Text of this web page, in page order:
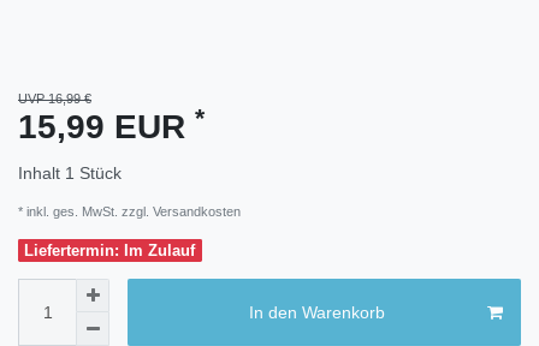
UVP 16,99 €
15,99 EUR *
Inhalt 1 Stück
* inkl. ges. MwSt. zzgl. Versandkosten
Liefertermin: Im Zulauf
In den Warenkorb